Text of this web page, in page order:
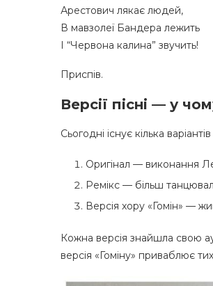
Арестович лякає людей,
В мавзолеї Бандера лежить
І “Червона калина” звучить!
Приспів.
Версії пісні — у
Сьогодні існує кілька
Оригінал — виконання
Ремікс — більш
Версія хору «Гомін» —
Кожна версія знайшла свою
версія «Гоміну» приваблює